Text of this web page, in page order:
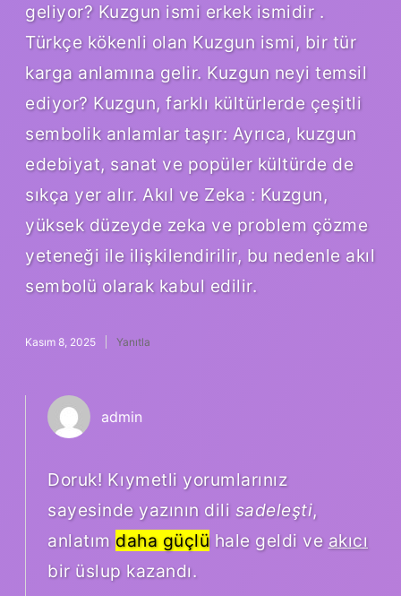
geliyor? Kuzgun ismi erkek ismidir .
Türkçe kökenli olan Kuzgun ismi, bir tür
karga anlamına gelir. Kuzgun neyi temsil
ediyor? Kuzgun, farklı kültürlerde çeşitli
sembolik anlamlar taşır: Ayrıca, kuzgun
edebiyat, sanat ve popüler kültürde de
sıkça yer alır. Akıl ve Zeka : Kuzgun,
yüksek düzeyde zeka ve problem çözme
yeteneği ile ilişkilendirilir, bu nedenle akıl
sembolü olarak kabul edilir.
Kasım 8, 2025 Yanıtla
admin
Doruk! Kıymetli yorumlarınız
sayesinde yazının dili sadeleşti,
anlatım daha güçlü hale geldi ve akıcı
bir üslup kazandı.